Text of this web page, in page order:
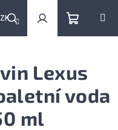
Hledat PřihlášeníNákupní
košík
Lexus
voda
ml